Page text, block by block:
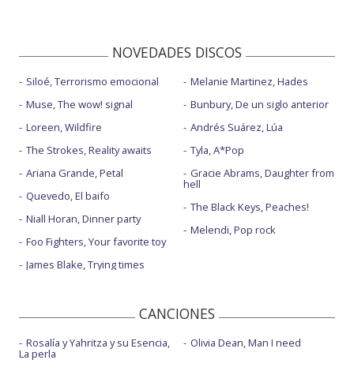
NOVEDADES DISCOS
Siloé, Terrorismo emocional
Muse, The wow! signal
Loreen, Wildfire
The Strokes, Reality awaits
Ariana Grande, Petal
Quevedo, El baifo
Niall Horan, Dinner party
Foo Fighters, Your favorite toy
James Blake, Trying times
Melanie Martinez, Hades
Bunbury, De un siglo anterior
Andrés Suárez, Lúa
Tyla, A*Pop
Gracie Abrams, Daughter from
hell
The Black Keys, Peaches!
Melendi, Pop rock
CANCIONES
Rosalía y Yahritza y su Esencia,
La perla
Olivia Dean, Man I need